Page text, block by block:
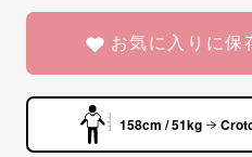
お気に入りに保
158cm / 51kg